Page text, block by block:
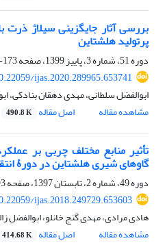
بررسی آثار جایگزینی سیلاژ ذرت
پرتولید هلشتاین ‏
دوره 51، شماره 3، پاییز 1399، صفحه
173-181
ijas.2020.289965.653741
ابوالفضل سلطانی، مهدی دهقان بنادکی،
مشاهده مقاله
اصل مقاله 490.8 K
تأثیر منابع مختلف چربی بر
گاوهای شیری هلشتاین در دورۀ
دوره 49، شماره 2، تابستان 1397، صفحه
ijas.2018.249729.653603
هادی مرادی، مهدی گنج خانلو، ابوالفضل
مشاهده مقاله
اصل مقاله 414.68 K